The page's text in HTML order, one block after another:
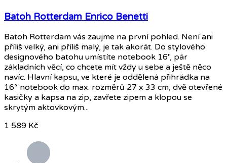
Batoh Rotterdam Enrico Benetti
Batoh Rotterdam vás zaujme na první pohled. Není ani
příliš velký, ani příliš malý, je tak akorát. Do stylového
designového batohu umístíte notebook 16", pár
základních věcí, co chcete mít vždy u sebe a ještě něco
navíc. Hlavní kapsu, ve které je oddělená přihrádka na
16“ notebook do max. rozměrů 27 x 33 cm, dvě otevřené
kasičky a kapsa na zip, zavřete zipem a klopou se
skrytým aktovkovým...
1 589 Kč
Šedá